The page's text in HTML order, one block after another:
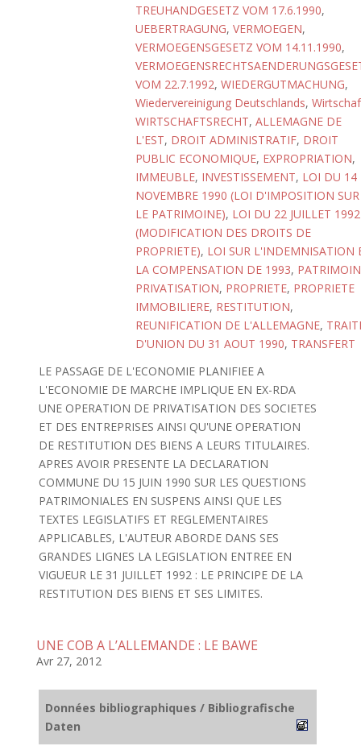
TREUHANDGESETZ VOM 17.6.1990,
UEBERTRAGUNG, VERMOEGEN,
VERMOEGENSGESETZ VOM 14.11.1990,
VOM 22.7.1992, WIEDERGUTMACHUNG,
Wiedervereinigung Deutschlands,
WIRTSCHAFTSRECHT, ALLEMAGNE DE
L'EST, DROIT ADMINISTRATIF, DROIT
PUBLIC ECONOMIQUE, EXPROPRIATION,
IMMEUBLE, INVESTISSEMENT, LOI DU 14
NOVEMBRE 1990 (LOI D'IMPOSITION SUR
LE PATRIMOINE), LOI DU 22 JUILLET 1992
(MODIFICATION DES DROITS DE
PROPRIETE), LOI SUR L'INDEMNISATION
LA COMPENSATION DE 1993,
PRIVATISATION, PROPRIETE, PROPRIETE
IMMOBILIERE, RESTITUTION,
REUNIFICATION DE L'ALLEMAGNE,
D'UNION DU 31 AOUT 1990, TRANSFERT
LE PASSAGE DE L'ECONOMIE PLANIFIEE A
L'ECONOMIE DE MARCHE IMPLIQUE EN EX-RDA
UNE OPERATION DE PRIVATISATION DES SOCIETES
ET DES ENTREPRISES AINSI QU'UNE OPERATION
DE RESTITUTION DES BIENS A LEURS TITULAIRES.
APRES AVOIR PRESENTE LA DECLARATION
COMMUNE DU 15 JUIN 1990 SUR LES QUESTIONS
PATRIMONIALES EN SUSPENS AINSI QUE LES
TEXTES LEGISLATIFS ET REGLEMENTAIRES
APPLICABLES, L'AUTEUR ABORDE DANS SES
GRANDES LIGNES LA LEGISLATION ENTREE EN
VIGUEUR LE 31 JUILLET 1992 : LE PRINCIPE DE LA
RESTITUTION DES BIENS ET SES LIMITES.
UNE COB A L’ALLEMANDE : LE BAWE
Avr 27, 2012
Données bibliographiques / Bibliografische
Daten